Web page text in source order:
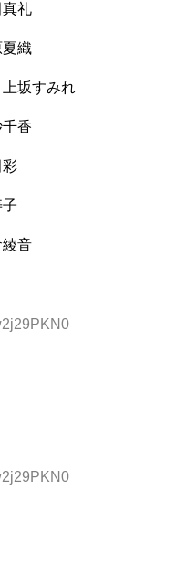
真礼
夏織
坂すみれ
香
彩
綾音